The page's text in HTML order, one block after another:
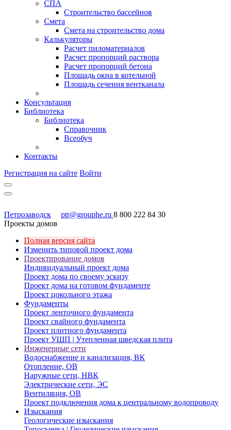
СПА
Строительство бассейнов
Смета
Смета на строительство дома
Калькуляторы
Расчет пиломатериалов
Расчет пропорций раствора
Расчет пропорций бетона
Площадь окна в котельной
Площадь сечения вентканала
Консультация
Библиотека
Библиотека
Справочник
Всеобуч
Контакты
Регистрация на сайте Войти
Петрозаводск ptr@grouphe.ru 8 800 222 84 30
Проекты домов
Полная версия сайта
Изменить типовой проект дома
Проектирование домов
Индивидуальный проект дома
Проект дома по своему эскизу
Проект дома на готовом фундаменте
Проект цокольного этажа
Фундаменты
Проект ленточного фундамента
Проект свайного фундамента
Проект плитного фундамента
Проект УШП | Утепленная шведская плита
Инженерные сети
Водоснабжение и канализация, ВК
Отопление, ОВ
Наружные сети, НВК
Электрические сети, ЭС
Вентиляция, ОВ
Проект подключения дома к центральному водопроводу
Изыскания
Геологические изыскания